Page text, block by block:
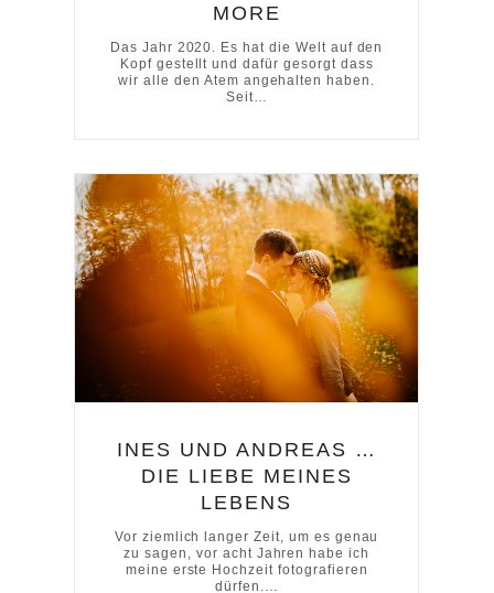
MORE
Das Jahr 2020. Es hat die Welt auf den
Kopf gestellt und dafür gesorgt dass
wir alle den Atem angehalten haben.
Seit…
INES UND ANDREAS …
DIE LIEBE MEINES
LEBENS
Vor ziemlich langer Zeit, um es genau
zu sagen, vor acht Jahren habe ich
meine erste Hochzeit fotografieren
dürfen.…